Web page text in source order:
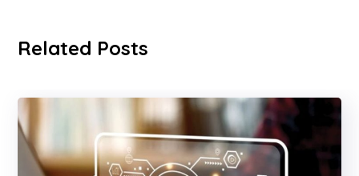
Related Posts